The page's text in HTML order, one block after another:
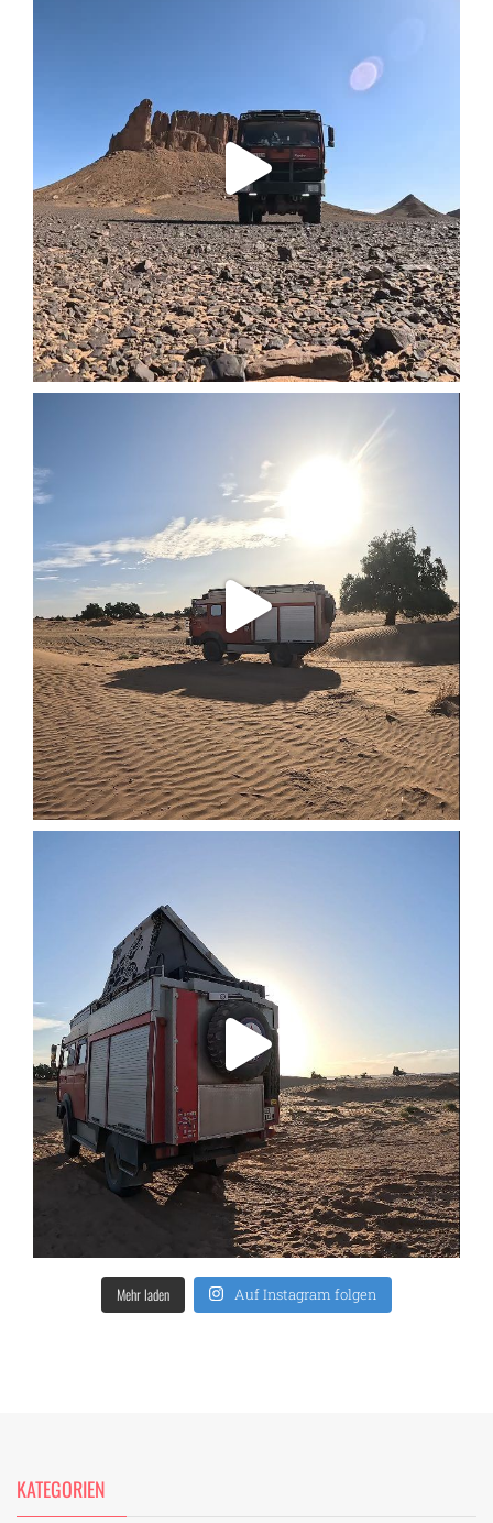
Mehr laden Auf Instagram folgen
KATEGORIEN